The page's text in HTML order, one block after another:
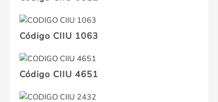
Código CIIU 1063
Código CIIU 4651